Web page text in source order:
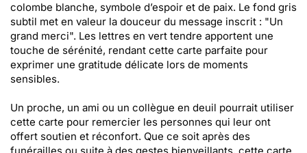
colombe blanche, symbole d’espoir et de paix. Le fond gris
subtil met en valeur la douceur du message inscrit : "Un
grand merci". Les lettres en vert tendre apportent une
touche de sérénité, rendant cette carte parfaite pour
exprimer une gratitude délicate lors de moments
sensibles.
Un proche, un ami ou un collègue en deuil pourrait utiliser
cette carte pour remercier les personnes qui leur ont
offert soutien et réconfort. Que ce soit après des